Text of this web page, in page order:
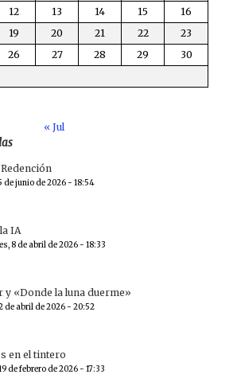
12 13 14 15
16
19 20 21 22
23
26 27 28 29
30
« Jul
de junio de 2026 - 18:54
IA
8 de abril de 2026 - 18:33
y «Donde la luna duerme»
de abril de 2026 - 20:52
en el tintero
de febrero de 2026 - 17:33